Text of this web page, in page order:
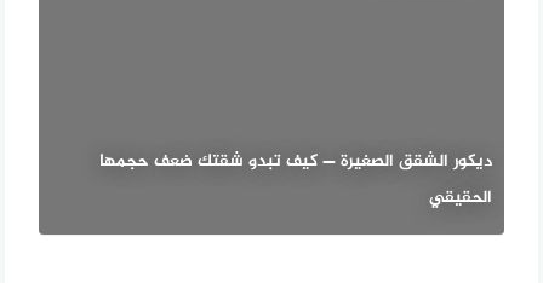
ديكور الشقق الصغيرة — كيف تبدو شقتك ضعف حجمها
الحقيقي